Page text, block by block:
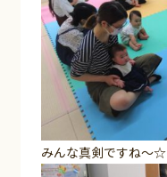
みんな真剣ですね～☆